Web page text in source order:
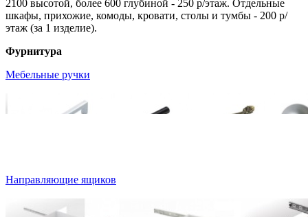
2100 высотой, более 600 глубиной - 250 р/этаж. Отдельные
шкафы, прихожие, комоды, кровати, столы и тумбы - 200 р/
этаж (за 1 изделие).
Фурнитура
Мебельные ручки
Направляющие ящиков